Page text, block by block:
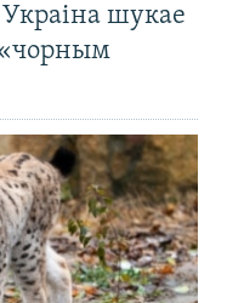
шукае
«чорным